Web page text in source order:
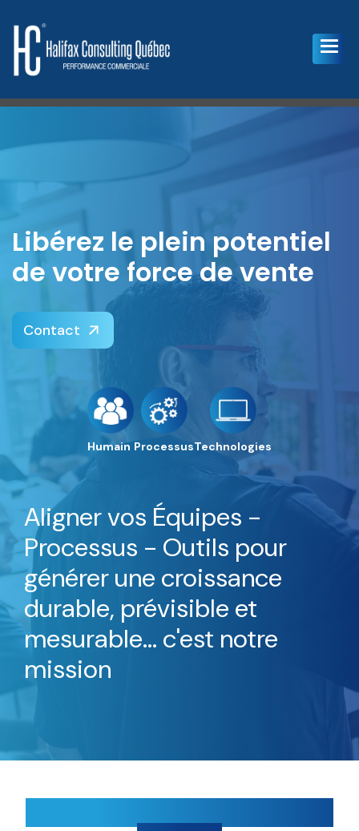
Libérez le plein potentiel
de votre force de vente
Contact
Humain ProcessusTechnologies
Aligner vos Équipes -
Processus - Outils pour
générer une croissance
durable, prévisible et
mesurable... c'est notre
mission